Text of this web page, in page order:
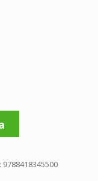
9788418345500